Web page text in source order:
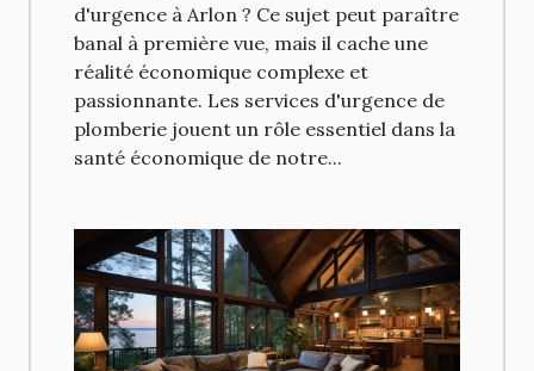
d'urgence à Arlon ? Ce sujet peut paraître
banal à première vue, mais il cache une
réalité économique complexe et
passionnante. Les services d'urgence de
plomberie jouent un rôle essentiel dans la
santé économique de notre...